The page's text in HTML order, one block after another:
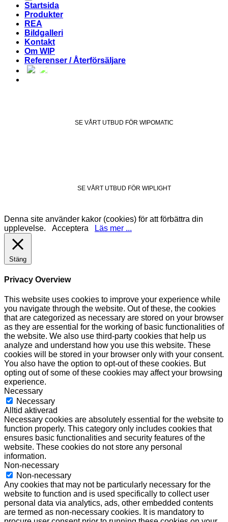
Startsida
Produkter
REA
Bildgalleri
Kontakt
Om WIP
Referenser / Återförsäljare
SE VÅRT UTBUD FÖR WIPOMATIC
SE VÅRT UTBUD FÖR WIPLIGHT
Denna site använder kakor (cookies) för att förbättra din
upplevelse. Acceptera Läs mer ...
Stäng
Privacy Overview
This website uses cookies to improve your experience while
you navigate through the website. Out of these, the cookies
that are categorized as necessary are stored on your browser
as they are essential for the working of basic functionalities of
the website. We also use third-party cookies that help us
analyze and understand how you use this website. These
cookies will be stored in your browser only with your consent.
You also have the option to opt-out of these cookies. But
opting out of some of these cookies may affect your browsing
experience.
Necessary
Necessary
Alltid aktiverad
Necessary cookies are absolutely essential for the website to
function properly. This category only includes cookies that
ensures basic functionalities and security features of the
website. These cookies do not store any personal
information.
Non-necessary
Non-necessary
Any cookies that may not be particularly necessary for the
website to function and is used specifically to collect user
personal data via analytics, ads, other embedded contents
are termed as non-necessary cookies. It is mandatory to